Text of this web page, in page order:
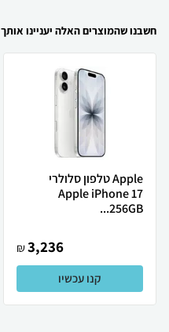
חשבנו שהמוצרים האלה יעניינו אותך
Apple טלפון סלולרי
Apple iPhone 17
256GB...
3,236
₪
קנו עכשיו